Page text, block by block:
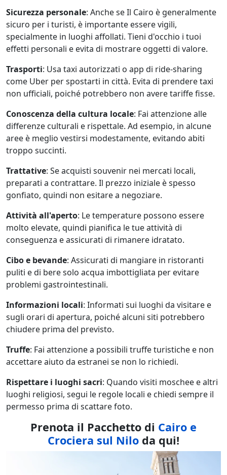
Sicurezza personale: Anche se Il Cairo è generalmente
sicuro per i turisti, è importante essere vigili,
specialmente in luoghi affollati. Tieni d'occhio i tuoi
effetti personali e evita di mostrare oggetti di valore.
Trasporti: Usa taxi autorizzati o app di ride-sharing
come Uber per spostarti in città. Evita di prendere taxi
non ufficiali, poiché potrebbero non avere tariffe fisse.
Conoscenza della cultura locale: Fai attenzione alle
differenze culturali e rispettale. Ad esempio, in alcune
aree è meglio vestirsi modestamente, evitando abiti
troppo succinti.
Trattative: Se acquisti souvenir nei mercati locali,
preparati a contrattare. Il prezzo iniziale è spesso
gonfiato, quindi non esitare a negoziare.
Attività all'aperto: Le temperature possono essere
molto elevate, quindi pianifica le tue attività di
conseguenza e assicurati di rimanere idratato.
Cibo e bevande: Assicurati di mangiare in ristoranti
puliti e di bere solo acqua imbottigliata per evitare
problemi gastrointestinali.
Informazioni locali: Informati sui luoghi da visitare e
sugli orari di apertura, poiché alcuni siti potrebbero
chiudere prima del previsto.
Truffe: Fai attenzione a possibili truffe turistiche e non
accettare aiuto da estranei se non lo richiedi.
Rispettare i luoghi sacri: Quando visiti moschee e altri
luoghi religiosi, segui le regole locali e chiedi sempre il
permesso prima di scattare foto.
Prenota il Pacchetto di Cairo e
Crociera sul Nilo da qui!